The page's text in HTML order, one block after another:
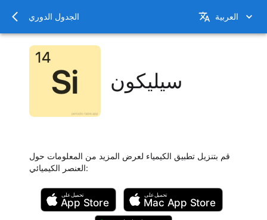
الجدول الدوري العربية
سيليكون
قم بتنزيل تطبيق الكيمياء لعرض المزيد من المعلومات حول
العنصر الكيميائي:
تحميل على
App Store
تحميل على
Mac App Store